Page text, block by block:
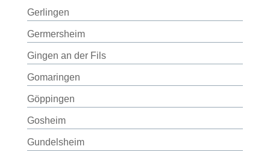
Gerlingen
Germersheim
Gingen an der Fils
Gomaringen
Göppingen
Gosheim
Gundelsheim